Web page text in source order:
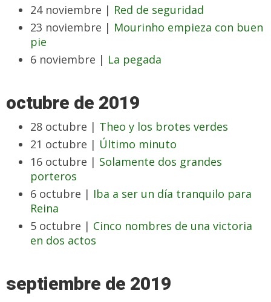
24 noviembre | Red de seguridad
23 noviembre | Mourinho empieza con buen
pie
6 noviembre | La pegada
octubre de 2019
28 octubre | Theo y los brotes verdes
21 octubre | Último minuto
16 octubre | Solamente dos grandes
porteros
6 octubre | Iba a ser un día tranquilo para
Reina
5 octubre | Cinco nombres de una victoria
en dos actos
septiembre de 2019